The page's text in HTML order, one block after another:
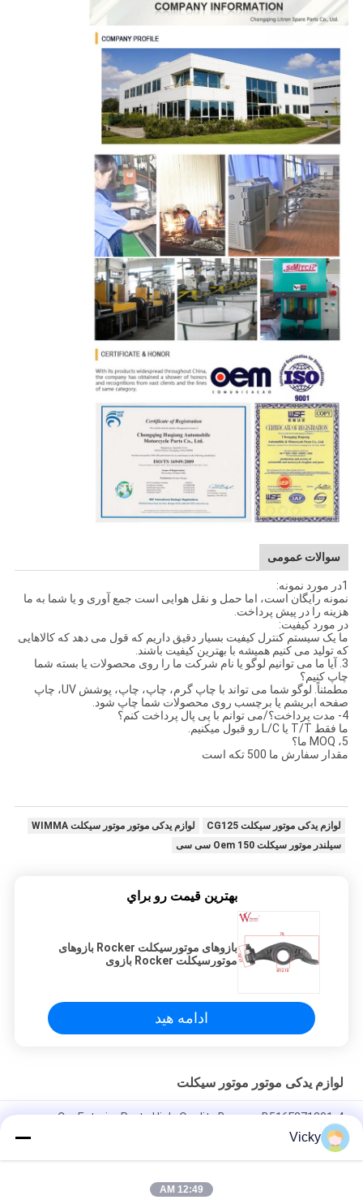
سوالات عمومی
1در مورد نمونه:
نمونه رایگان است، اما حمل و نقل هوایی است جمع آوری و یا شما به ما
هزینه را در پیش پرداخت.
در مورد کیفیت:
ما یک سیستم کنترل کیفیت بسیار دقیق داریم که قول می دهد که کالاهایی
که تولید می کنیم همیشه با بهترین کیفیت باشند.
3. آیا ما می توانیم لوگو یا نام شرکت ما را روی محصولات یا بسته شما
چاپ کنیم؟
مطمئناً. لوگو شما می تواند با چاپ گرم، چاپ، چاپ، پوشش UV، چاپ
صفحه ابریشم یا برچسب روی محصولات شما چاپ شود.
4- مدت پرداخت؟/می توانم با پی پال پرداخت کنم؟
ما فقط T/T یا L/C رو قبول میکنیم.
5، MOQ ما؟
مقدار سفارش ما 500 تکه است
لوازم یدکی موتور سیکلت CG125
لوازم یدکی موتور موتور سیکلت WIMMA
سیلندر موتور سیکلت Oem 150 سی سی
بهترين قيمت رو براي
بازوهای موتورسیکلت Rocker بازوهای
موتورسیکلت Rocker بازوی
ادامه هید
لوازم یدکی موتور موتور سیکلت
Car Exterior Parts High-Quality Bumper B516F271301-4
CHANAN OSHAN​ Z6 Starry White
موتور استارتر هوندا EX5 موتور موتور موتور قطعات یدکی ارزان عمده
Vicky
12:49 AM